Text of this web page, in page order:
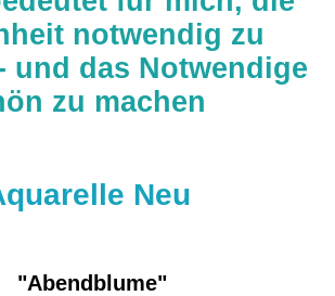
notwendig zu
und das Notwendige
zu machen
Neu
"Abendblume"